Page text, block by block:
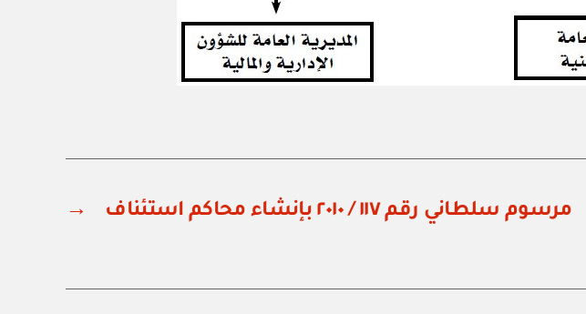
→ مرسوم سلطاني رقم ١١٧ / ٢٠١٠ بإنشاء محاكم استئناف